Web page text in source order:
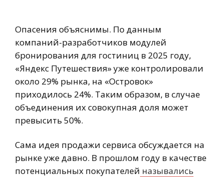
Опасения объяснимы. По данным
компаний-разработчиков модулей
бронирования для гостиниц в 2025 году,
«Яндекс Путешествия» уже контролировали
около 29% рынка, на «Островок»
приходилось 24%. Таким образом, в случае
объединения их совокупная доля может
превысить 50%.
Сама идея продажи сервиса обсуждается на
рынке уже давно. В прошлом году в качестве
потенциальных покупателей назывались